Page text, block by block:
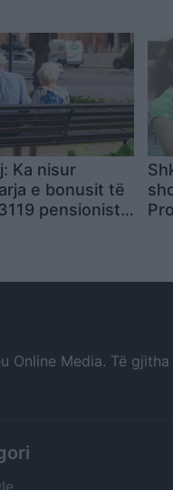
Ka nisur
e bonusit të
pensionistë
Online Media. Të